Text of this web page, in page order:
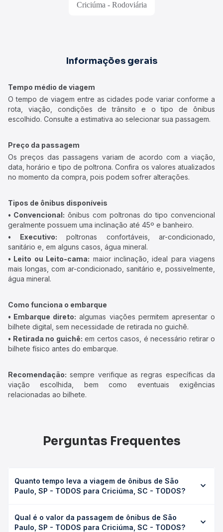
Criciúma - Rodoviária
Informações gerais
Tempo médio de viagem
O tempo de viagem entre as cidades pode variar conforme a
rota, viação, condições de trânsito e o tipo de ônibus
escolhido. Consulte a estimativa ao selecionar sua passagem.
Preço da passagem
Os preços das passagens variam de acordo com a viação,
data, horário e tipo de poltrona. Confira os valores atualizados
no momento da compra, pois podem sofrer alterações.
Tipos de ônibus disponíveis
• Convencional: ônibus com poltronas do tipo convencional
geralmente possuem uma inclinação até 45º e banheiro.
• Executivo: poltronas confortáveis, ar-condicionado,
sanitário e, em alguns casos, água mineral.
• Leito ou Leito-cama: maior inclinação, ideal para viagens
mais longas, com ar-condicionado, sanitário e, possivelmente,
água mineral.
Como funciona o embarque
• Embarque direto: algumas viações permitem apresentar o
bilhete digital, sem necessidade de retirada no guichê.
• Retirada no guichê: em certos casos, é necessário retirar o
bilhete físico antes do embarque.
Recomendação: sempre verifique as regras específicas da
viação escolhida, bem como eventuais exigências
relacionadas ao bilhete.
Perguntas Frequentes
Quanto tempo leva a viagem de ônibus de São
Paulo, SP - TODOS para Criciúma, SC - TODOS?
Criciúma, SC - TODOS leva em média 15h 53min, podendo
variar conforme a viação, o tipo de serviço (convencional,
Qual é o valor da passagem de ônibus de São
Paulo, SP - TODOS para Criciúma, SC - TODOS?